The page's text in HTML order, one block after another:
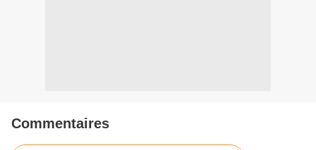
Commentaires